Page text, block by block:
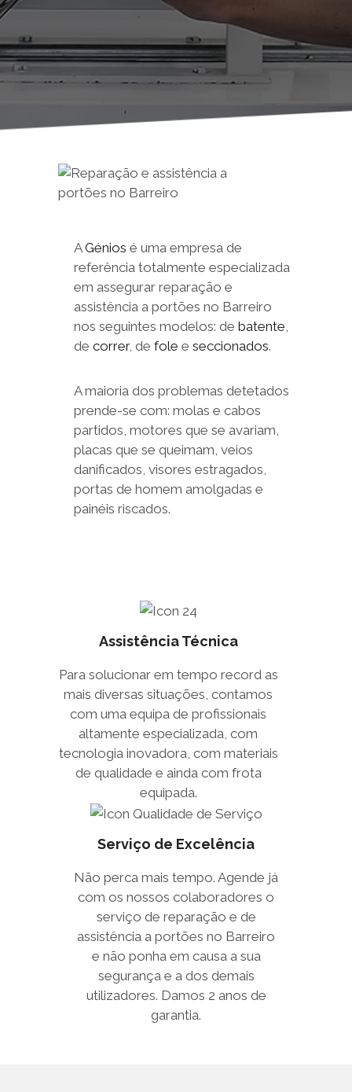
AGénios é uma empresa de
referência totalmente especializada
em assegurar reparação e
assistência a portões no Barreiro
nos seguintes modelos: de batente,
de correr, de fole e seccionados.
A maioria dos problemas detetados
prende-se com: molas e cabos
partidos, motores que se avariam,
placas que se queimam, veios
danificados, visores estragados,
portas de homem amolgadas e
painéis riscados.
Assistência Técnica
Para solucionar em tempo record as
mais diversas situações, contamos
com uma equipa de profissionais
altamente especializada, com
tecnologia inovadora, com materiais
de qualidade e ainda com frota
equipada.
Serviço de Excelência
Não perca mais tempo. Agende já
com os nossos colaboradores o
serviço de reparação e de
assistência a portões no Barreiro
e não ponha em causa a sua
segurança e a dos demais
utilizadores. Damos 2 anos de
garantia.